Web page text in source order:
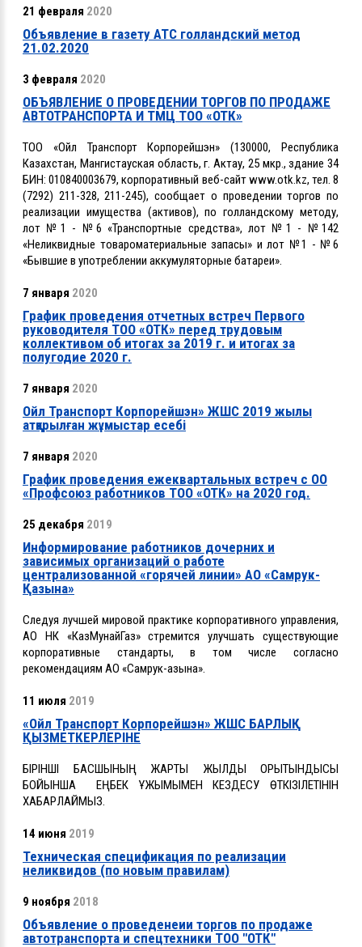
21 февраля 2020
Объявление в газету АТС голландский метод
21.02.2020
3 февраля 2020
ОБЪЯВЛЕНИЕ О ПРОВЕДЕНИИ ТОРГОВ ПО ПРОДАЖЕ
АВТОТРАНСПОРТА И ТМЦ ТОО «ОТК»
ТОО «Ойл Транспорт Корпорейшэн» (130000, Республика
Казахстан, Мангистауская область, г. Актау, 25 мкр., здание 34
БИН: 010840003679, корпоративный веб-сайт www.otk.kz, тел. 8
(7292) 211-328, 211-245), сообщает о проведении торгов по
реализации имущества (активов), по голландскому методу,
лот №1 - №6 «Транспортные средства», лот №1 - №142
«Неликвидные товароматериальные запасы» и лот №1 - №6
«Бывшие в употреблении аккумуляторные батареи».
7 января 2020
График проведения отчетных встреч Первого
руководителя ТОО «ОТК» перед трудовым
коллективом об итогах за 2019 г. и итогах за
полугодие 2020 г.
7 января 2020
Ойл Транспорт Корпорейшэн» ЖШС 2019 жылы
атқарылған жұмыстар есебі
7 января 2020
График проведения ежеквартальных встреч с ОО
«Профсоюз работников ТОО «ОТК» на 2020 год.
25 декабря 2019
Информирование работников дочерних и
зависимых организаций о работе
централизованной «горячей линии» АО «Самрук-
Қазына»
Следуя лучшей мировой практике корпоративного управления,
АО НК «КазМунайГаз» стремится улучшать существующие
корпоративные стандарты, в том числе согласно
рекомендациям АО «Самрук-Қазына».
11 июля 2019
«Ойл Транспорт Корпорейшэн» ЖШС БАРЛЫҚ
ҚЫЗМЕТКЕРЛЕРІНЕ
БІРІНШІ БАСШЫНЫҢ ЖАРТЫ ЖЫЛДЫҚ ҚОРЫТЫНДЫСЫ
БОЙЫНША ЕҢБЕК ҰЖЫМЫМЕН КЕЗДЕСУ ӨТКІЗІЛЕТІНІН
ХАБАРЛАЙМЫЗ.
14 июня 2019
Техническая спецификация по реализации
неликвидов (по новым правилам)
9 ноября 2018
Объявление о проведенеии торгов по продаже
автотранспорта и спецтехники ТОО "ОТК"